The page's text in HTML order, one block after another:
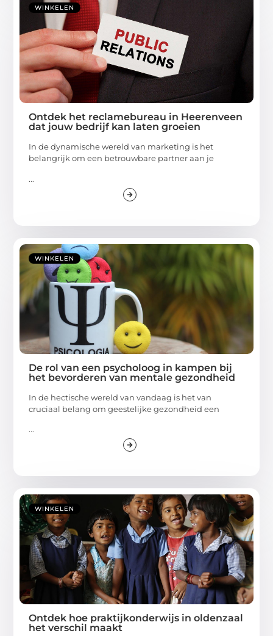
WINKELEN
Ontdek het reclamebureau in Heerenveen
dat jouw bedrijf kan laten groeien
In de dynamische wereld van marketing is het
belangrijk om een betrouwbare partner aan je
...
WINKELEN
De rol van een psycholoog in kampen bij
het bevorderen van mentale gezondheid
In de hectische wereld van vandaag is het van
cruciaal belang om geestelijke gezondheid een
...
WINKELEN
Ontdek hoe praktijkonderwijs in oldenzaal
het verschil maakt